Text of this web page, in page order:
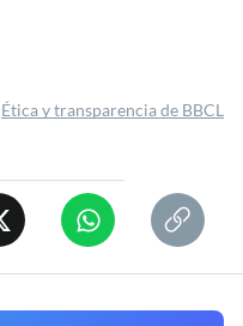
Ética y transparencia de BBCL